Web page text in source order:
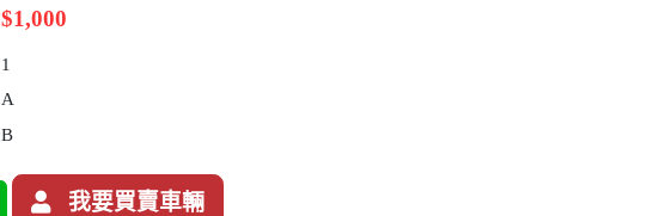
$1,000
1
A
B
我要買賣車輛